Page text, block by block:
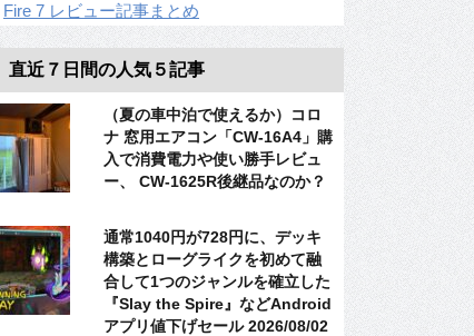
Fire 7 レビュー記事まとめ
直近７日間の人気５記事
（夏の車中泊で使えるか）コロ
ナ 窓用エアコン「CW-16A4」購
入で消費電力や使い勝手レビュ
ー、 CW-1625R後継品なのか？
通常1040円が728円に、デッキ
構築とローグライクを初めて融
合して1つのジャンルを確立した
『Slay the Spire』などAndroid
アプリ値下げセール 2026/08/02